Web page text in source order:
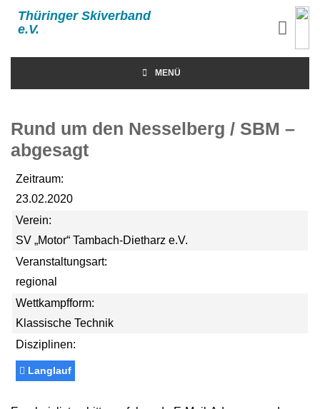
Thüringer Skiverband
e.V.
MENÜ
Rund um den Nesselberg / SBM –
abgesagt
Zeitraum:
23.02.2020
Verein:
SV „Motor“ Tambach-Dietharz e.V.
Veranstaltungsart:
regional
Wettkampfform:
Klassische Technik
Disziplinen:
Langlauf